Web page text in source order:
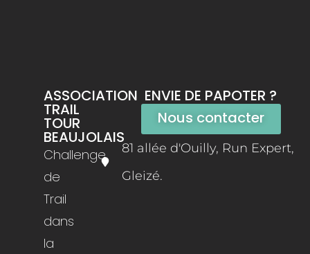
ASSOCIATION
TRAIL
TOUR
BEAUJOLAIS
Challenge
de
Trail
dans
la
ENVIE DE PAPOTER ?
Nous contacter
81 allée d'Ouilly, Run Expert,
Gleizé.